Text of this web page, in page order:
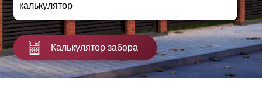
калькулятор
Калькулятор забора